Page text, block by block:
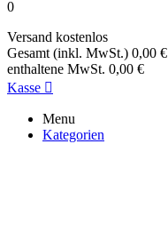
0
Versand kostenlos
Gesamt (inkl. MwSt.) 0,00 €
enthaltene MwSt. 0,00 €
Kasse 
Menu
Kategorien